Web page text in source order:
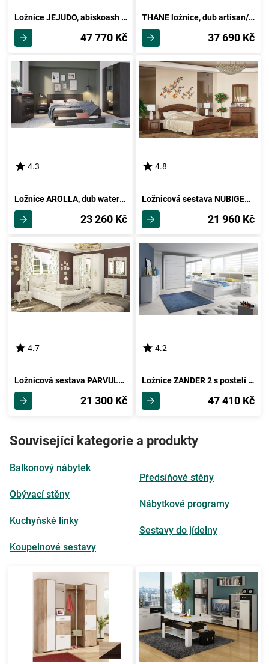
Ložnice JEJUDO, abiskoash bílý/dub lefkas
47 770 Kč
THANE ložnice, dub artisan/černý supermat
37 690 Kč
4.3
Ložnice AROLLA, dub waterford
23 260 Kč
4.8
Ložnicová sestava NUBIGENUM, třešeň
21 960 Kč
4.7
Ložnicová sestava PARVULUS, bílý mat
21 300 Kč
4.2
Ložnice ZANDER 2 s postelí 180x200 cm, abisko ash
47 410 Kč
Související kategorie a produkty
Balkonový nábytek
Obývací stěny
Kuchyňské linky
Koupelnové sestavy
Předsíňové stěny
Nábytkové programy
Sestavy do jídelny